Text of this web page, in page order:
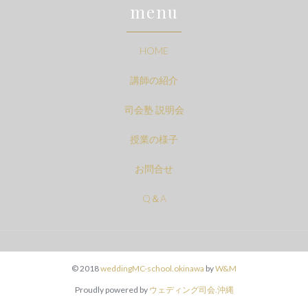
menu
HOME
講師の紹介
司会塾 説明会
授業の様子
お問合せ
Q＆A
© 2018weddingMC-school.okinawa byW&M
Proudly powered by ウェディング司会.沖縄